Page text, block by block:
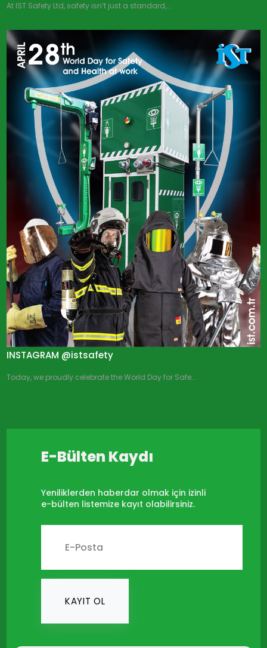
At IST Safety Ltd, safety isn’t just a standard,...
INSTAGRAM @istsafety
Today, we proudly celebrate the World Day for Safe...
E-Bülten Kaydı
Yeniliklerden haberdar olmak için izinli
e-bülten listemize kayıt olabilirsiniz.
KAYIT OL